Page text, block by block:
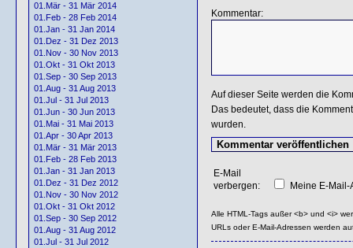
01.Mär - 31 Mär 2014
01.Feb - 28 Feb 2014
01.Jan - 31 Jan 2014
01.Dez - 31 Dez 2013
01.Nov - 30 Nov 2013
01.Okt - 31 Okt 2013
01.Sep - 30 Sep 2013
01.Aug - 31 Aug 2013
01.Jul - 31 Jul 2013
01.Jun - 30 Jun 2013
01.Mai - 31 Mai 2013
01.Apr - 30 Apr 2013
01.Mär - 31 Mär 2013
01.Feb - 28 Feb 2013
01.Jan - 31 Jan 2013
01.Dez - 31 Dez 2012
01.Nov - 30 Nov 2012
01.Okt - 31 Okt 2012
01.Sep - 30 Sep 2012
01.Aug - 31 Aug 2012
01.Jul - 31 Jul 2012
Kommentar:
Auf dieser Seite werden die
Das bedeutet, dass die
wurden.
E-Mail
verbergen:
Meine E-
Alle HTML-Tags außer <b> und <i>
URLs oder E-Mail-Adressen werden